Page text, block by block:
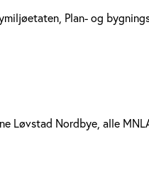
Plan- og
Løvstad Nordbye, alle